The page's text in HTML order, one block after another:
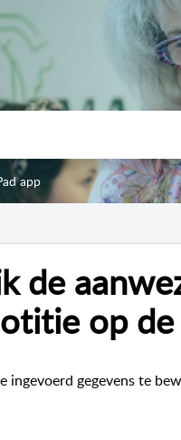
app
de
op de
ingevoerd gegevens te